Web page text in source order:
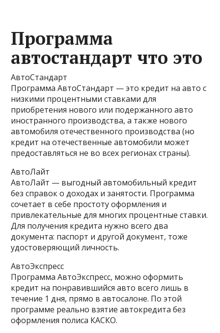
Программа
автостандарт что это
АвтоСтандарт
Программа АвтоСтандарт — это кредит на авто с
низкими процентными ставками для
приобретения нового или подержанного авто
иностранного производства, а также нового
автомобиля отечественного производства (но
кредит на отечественные автомобили может
предоставляться не во всех регионах страны).
АвтоЛайт
АвтоЛайт — выгодный автомобильный кредит
без справок о доходах и занятости. Программа
сочетает в себе простоту оформления и
привлекательные для многих процентные ставки.
Для получения кредита нужно всего два
документа: паспорт и другой документ, тоже
удостоверяющий личность.
АвтоЭкспресс
Программа АвтоЭкспресс, можно оформить
кредит на понравившийся авто всего лишь в
течение 1 дня, прямо в автосалоне. По этой
программе реально взятие автокредита без
оформления полиса КАСКО.